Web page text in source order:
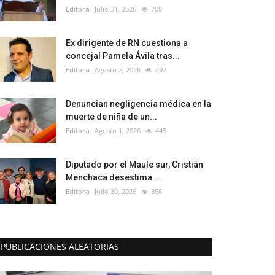
Editora Julio 31, 2026 700
Ex dirigente de RN cuestiona a
concejal Pamela Ávila tras...
Editora Agosto 2, 2026 492
Denuncian negligencia médica en la
muerte de niña de un...
Editora Agosto 1, 2026 445
Diputado por el Maule sur, Cristián
Menchaca desestima...
Editora Julio 30, 2026 356
PUBLICACIONES ALEATORIAS